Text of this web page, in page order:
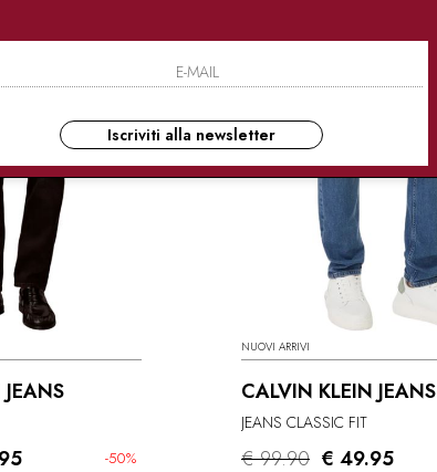
-50%
NUOVI ARRIVI
CALVIN KLEIN JEANS
JEANS CLASSIC FIT
€ 99.90 € 49.95
Iscriviti alla newsletter